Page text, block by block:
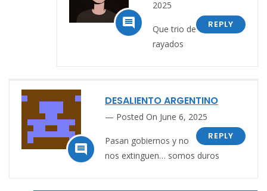

2025
REPLY
Que trio de
rayados

DESALIENTO ARGENTINO
Posted On June 6, 2025
REPLY
Pasan gobiernos y no
nos extinguen… somos duros